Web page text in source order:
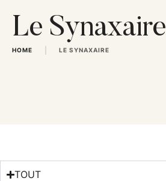
Le Synaxaire
HOME LE SYNAXAIRE
TOUT